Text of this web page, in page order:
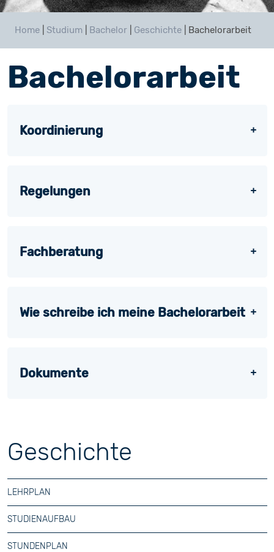
Home Studium Bachelor Geschichte Bachelorarbeit
Bachelorarbeit
Koordinierung
Regelungen
Fachberatung
Wie schreibe ich meine Bachelorarbeit
Dokumente
Geschichte
LEHRPLAN
STUDIENAUFBAU
STUNDENPLAN